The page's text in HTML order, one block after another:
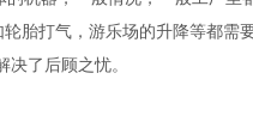
胎打气，游乐场的升降等都需
了后顾之忧。